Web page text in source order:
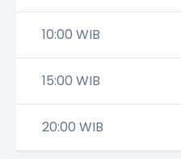
10:00 WIB
15:00 WIB
20:00 WIB